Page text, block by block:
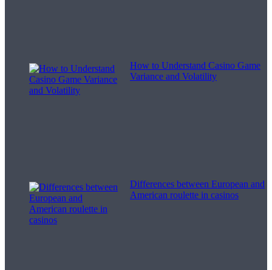
How to Understand Casino Game
Variance and Volatility
Differences between European and
American roulette in casinos